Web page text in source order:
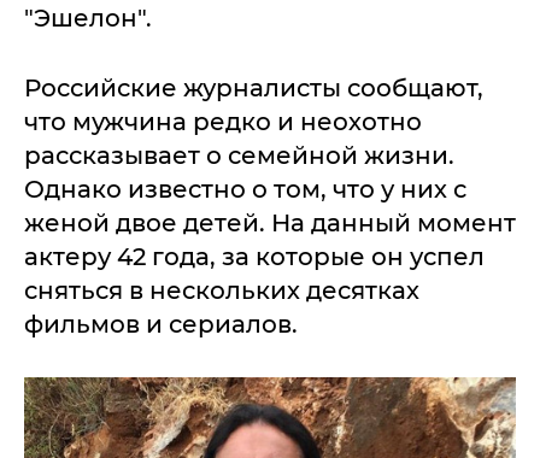
"Эшелон".
Российские журналисты сообщают,
что мужчина редко и неохотно
рассказывает о семейной жизни.
Однако известно о том, что у них с
женой двое детей. На данный момент
актеру 42 года, за которые он успел
сняться в нескольких десятках
фильмов и сериалов.